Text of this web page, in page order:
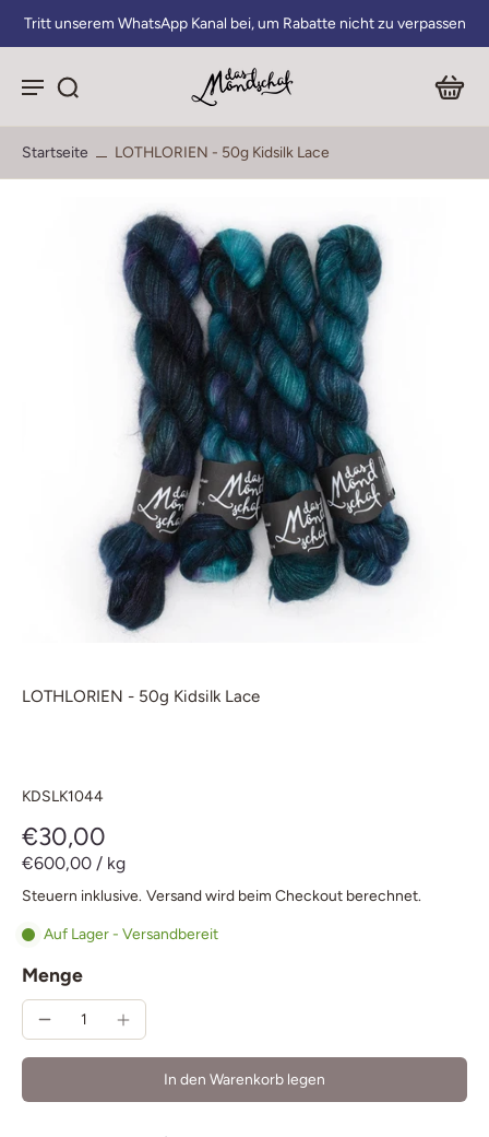
Tritt unserem WhatsApp Kanal bei, um Rabatte nicht zu verpassen
Startseite LOTHLORIEN - 50g Kidsilk Lace
LOTHLORIEN - 50g Kidsilk Lace
KDSLK1044
€30,00
€600,00 / kg
Steuern inklusive. Versandwird beim Checkout berechnet.
Auf Lager - Versandbereit
Menge
In den Warenkorb legen